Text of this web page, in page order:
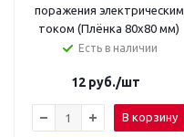
поражения электрическим
током (Плёнка 80х80 мм)
Есть в наличии
12 руб./шт
В корзину